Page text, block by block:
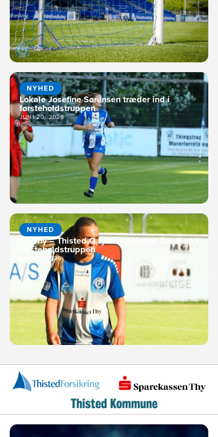
NYHED
Lokale Josefine Sørensen træder ind i
førsteholdstruppen
JUNI 20, 2026
NYHED
FC Thy – Thisted Q rykker Karoline Sand op i
førsteholdstruppen
JUNI 17, 2026